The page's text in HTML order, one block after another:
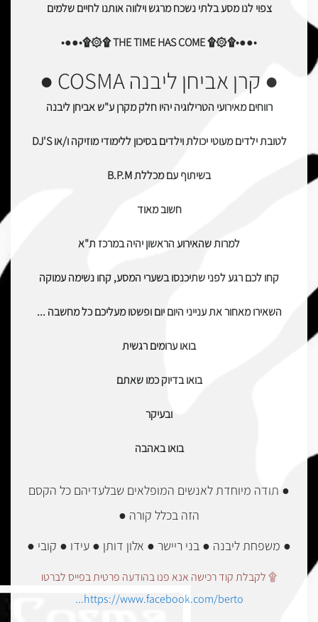
צפוי לנו מסע בלתי נשכח מרגש וילווה אותנו לחיים שלמים
•●●•۩۞۩ THE TIME HAS COME ۩۞۩•●●•
● קרן אביחן ליבנה COSMA ●
רווחים מאירועי הטרילוגיה יהיו חלק מקרן ע"ש אביחן ליבנה
לטובת ילדים מעוטי יכולת וילדים בסיכון ללימודי מוזיקה ו/או DJ'S
בשיתוף עם מכללת B.P.M
חשוב מאוד
למרות שהאירוע הראשון יהיה במרכז ת"א
קחו לכם רגע לפני שתיכנסו בשערי המסע, קחו נשימה עמוקה
השאירו מאחור את ענייני היום יום ופשטו מעליכם כל מחשבה ...
בואו ערומים רגשית
בואו בדיוק כמו שאתם
ובעיקר
בואו באהבה
● תודה מיוחדת לאנשים המופלאים שבלעדיהם כל הקסם
הזה בכלל קורה ●
● משפחת ליבנה ● בני ריישר ● אלון דותן ● עידו ● קובי ●
۩ לקבלת קוד רכישה אנא פנו בהודעה פרטית בפייס לברטו
https://www.facebook.com/berto...